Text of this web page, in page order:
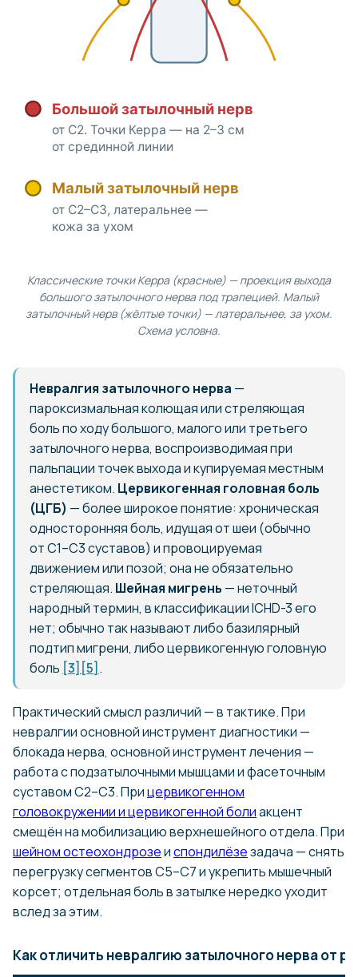
Большой затылочный нерв
от C2. Точки Керра — на 2–3 см
от срединной линии
Малый затылочный нерв
от C2–C3, латеральнее —
кожа за ухом
Классические точки Керра (красные) — проекция выхода
большого затылочного нерва под трапецией. Малый
затылочный нерв (жёлтые точки) — латеральнее, за ухом.
Схема условна.
Невралгия затылочного нерва —
пароксизмальная колющая или стреляющая
боль по ходу большого, малого или третьего
затылочного нерва, воспроизводимая при
пальпации точек выхода и купируемая местным
анестетиком. Цервикогенная головная боль
(ЦГБ) — более широкое понятие: хроническая
односторонняя боль, идущая от шеи (обычно
от С1–С3 суставов) и провоцируемая
движением или позой; она не обязательно
стреляющая. Шейная мигрень — неточный
народный термин, в классификации ICHD-3 его
нет; обычно так называют либо базилярный
подтип мигрени, либо цервикогенную головную
боль [3] [5] .
Практический смысл различий — в тактике. При
невралгии основной инструмент диагностики —
блокада нерва, основной инструмент лечения —
работа с подзатылочными мышцами и фасеточным
суставом С2–С3. Прицервикогенном
головокружении и цервикогенной болиакцент
смещён на мобилизацию верхнешейного отдела. При
шейном остеохондрозеиспондилёзезадача — снять
перегрузку сегментов С5–С7 и укрепить мышечный
корсет; отдельная боль в затылке нередко уходит
вслед за этим.
Как отличить невралгию затылочного нерва от